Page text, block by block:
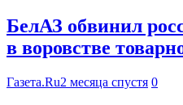
БелАЗ обвинил
в воровстве
Газета.Ru2 месяца спустя 0